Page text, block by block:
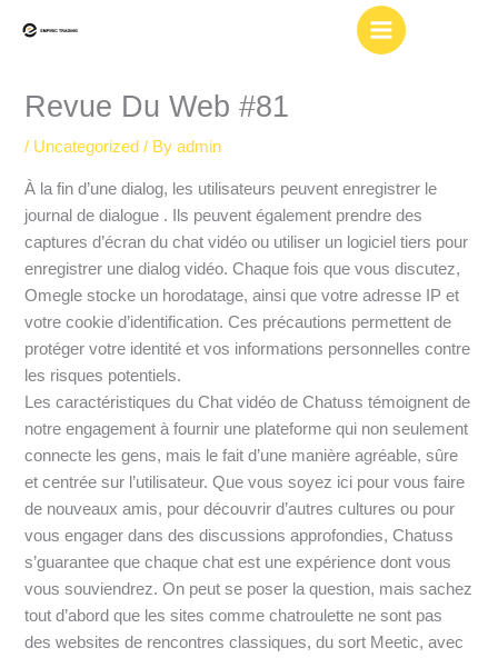
Revue Du Web #81
/ Uncategorized / Byadmin
À la fin d’une dialog, les utilisateurs peuvent enregistrer le
journal de dialogue . Ils peuvent également prendre des
captures d’écran du chat vidéo ou utiliser un logiciel tiers pour
enregistrer une dialog vidéo. Chaque fois que vous discutez,
Omegle stocke un horodatage, ainsi que votre adresse IP et
votre cookie d’identification. Ces précautions permettent de
protéger votre identité et vos informations personnelles contre
les risques potentiels.
Les caractéristiques du Chat vidéo de Chatuss témoignent de
notre engagement à fournir une plateforme qui non seulement
connecte les gens, mais le fait d’une manière agréable, sûre
et centrée sur l’utilisateur. Que vous soyez ici pour vous faire
de nouveaux amis, pour découvrir d’autres cultures ou pour
vous engager dans des discussions approfondies, Chatuss
s’guarantee que chaque chat est une expérience dont vous
vous souviendrez. On peut se poser la question, mais sachez
tout d’abord que les sites comme chatroulette ne sont pas
des websites de rencontres classiques, du sort Meetic, avec